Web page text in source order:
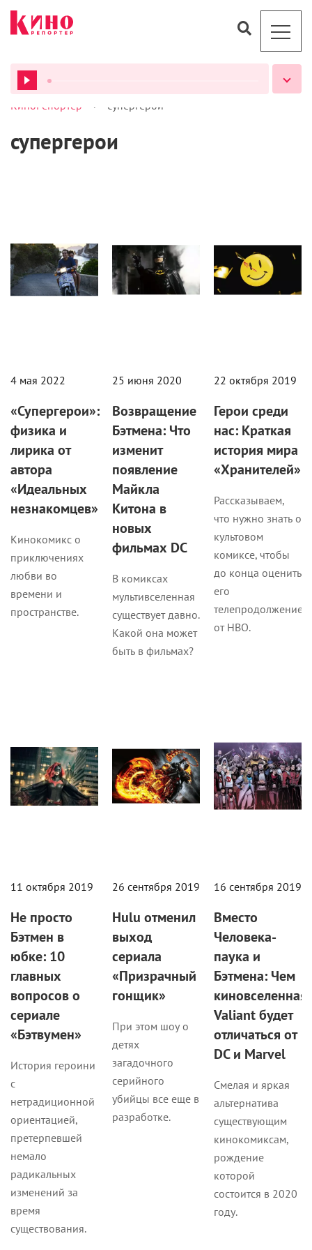
ВСЕ ПОДКАСТЫ
КиноРепортер > супергерои
супергерои
4 мая 2022
«Супергерои»:
физика и
лирика от
автора
«Идеальных
незнакомцев»
Кинокомикс о
приключениях
любви во
времени и
пространстве.
25 июня 2020
Возвращение
Бэтмена: Что
изменит
появление
Майкла
Китона в
новых
фильмах DC
В комиксах
мультивселенная
существует давно.
Какой она может
быть в фильмах?
22 октября 2019
Герои среди
нас: Краткая
история мира
«Хранителей»
Рассказываем,
что нужно знать о
культовом
комиксе, чтобы
до конца оценить
его
телепродолжение
от HBO.
11 октября 2019
Не просто
Бэтмен в
юбке: 10
главных
вопросов о
сериале
«Бэтвумен»
История героини
с
нетрадиционной
ориентацией,
претерпевшей
немало
радикальных
изменений за
время
существования.
26 сентября 2019
Hulu отменил
выход
сериала
«Призрачный
гонщик»
При этом шоу о
детях
загадочного
серийного
убийцы все еще в
разработке.
16 сентября 2019
Вместо
Человека-
паука и
Бэтмена: Чем
киновселенная
Valiant будет
отличаться от
DC и Marvel
Смелая и яркая
альтернатива
существующим
кинокомиксам,
рождение
которой
состоится в 2020
году.